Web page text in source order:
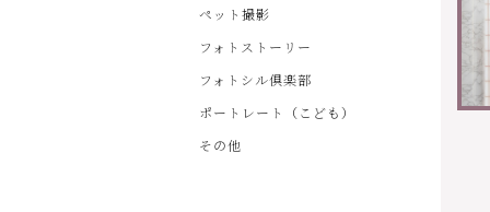
ペット撮影
フォトストーリー
フォトシル倶楽部
ポートレート（こども）
その他